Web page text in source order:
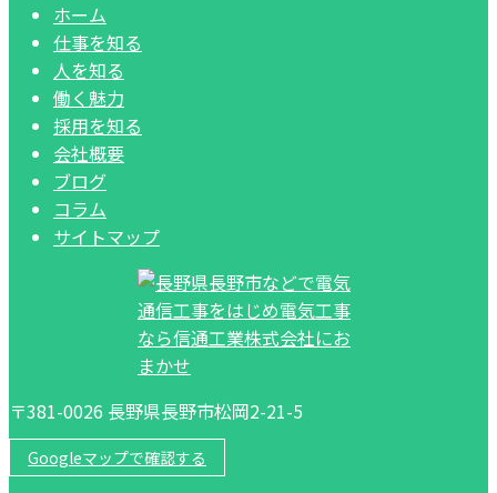
ホーム
仕事を知る
人を知る
働く魅力
採用を知る
会社概要
ブログ
コラム
サイトマップ
〒381-0026 長野県長野市松岡2-21-5
Googleマップで確認する